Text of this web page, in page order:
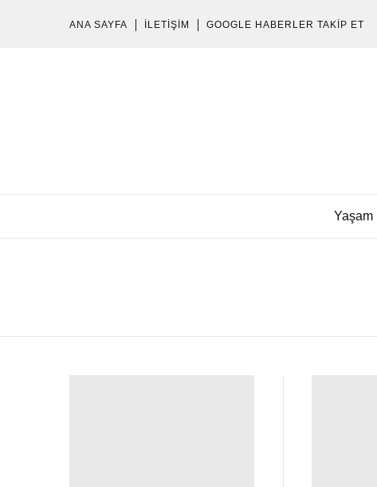
ANA SAYFA İLETIŞIM GOOGLE HABERLER TAKIP ET
Yaşam